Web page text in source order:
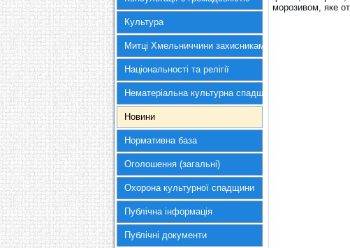
Культура
Митці Хмельниччини захисникам України
Національності та релігії
Нематеріальна культурна спадщина
Новини
Нормативна база
Оголошення (загальні)
Охорона культурної спадщини
Публічна інформація
Публічні документи
морозивом, яке